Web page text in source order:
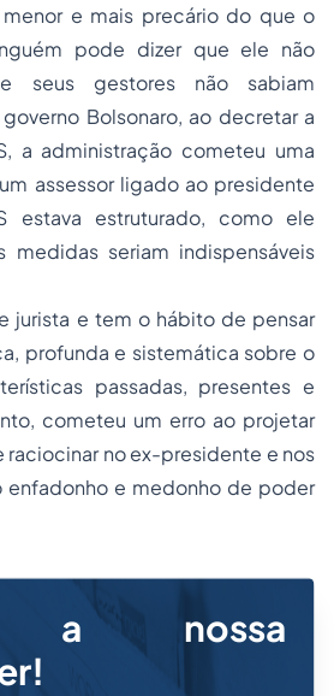
e mais precário do que o
pode dizer que ele não
seus gestores não sabiam
Bolsonaro, ao decretar a
a administração cometeu uma
assessor ligado ao presidente
estava estruturado, como ele
medidas seriam indispensáveis
jurista e tem o hábito de pensar
profunda e sistemática sobre o
passadas, presentes e
cometeu um erro ao projetar
raciocinar no ex-presidente e nos
enfadonho e medonho de poder
a nossa